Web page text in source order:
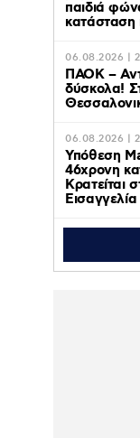
παιδιά
κατάσταση
06.08.2026 |
ΠΑΟΚ –
δύσκολα!
06.08.2026 |
Υπόθεση
46χρονη
Κρατείται
Εισαγγελία